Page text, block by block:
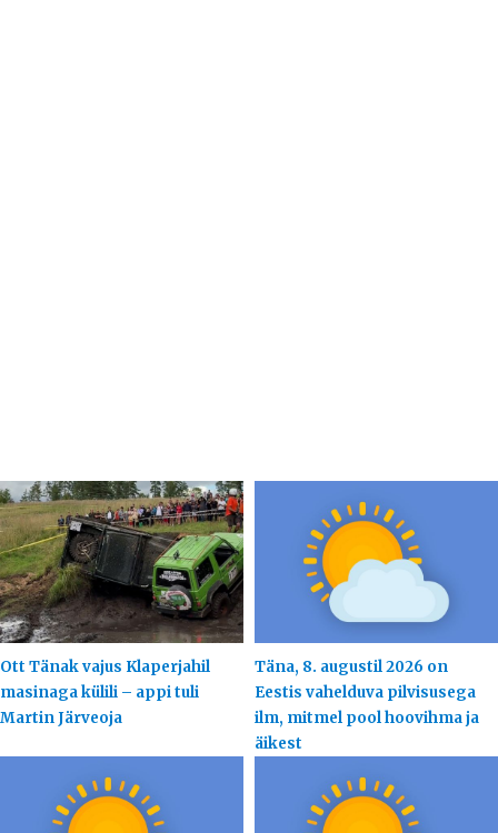
Ott Tänak vajus Klaperjahil
masinaga külili – appi tuli
Martin Järveoja
Täna, 8. augustil 2026 on
Eestis vahelduva pilvisusega
ilm, mitmel pool hoovihma ja
äikest